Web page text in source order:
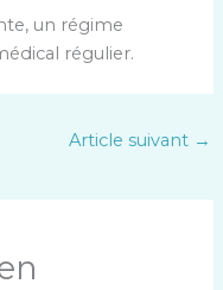
un régime
régulier.
Article suivant →